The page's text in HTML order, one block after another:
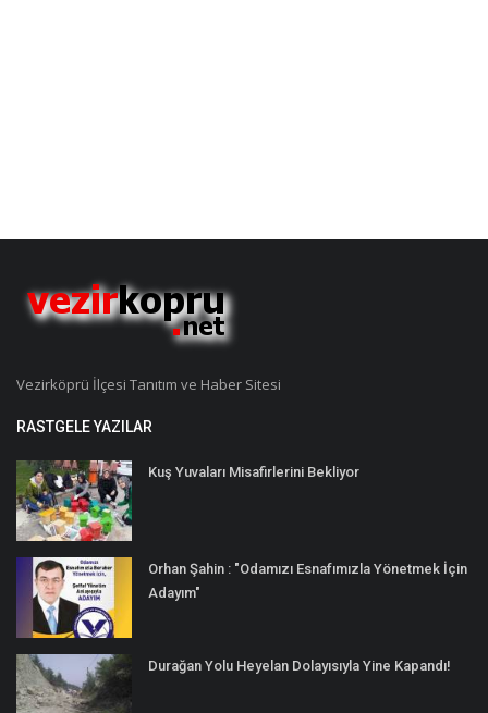
Vezirköprü İlçesi Tanıtım ve Haber Sitesi
RASTGELE YAZILAR
Kuş Yuvaları Misafirlerini Bekliyor
Orhan Şahin : "Odamızı Esnafımızla Yönetmek İçin
Adayım"
Durağan Yolu Heyelan Dolayısıyla Yine Kapandı!